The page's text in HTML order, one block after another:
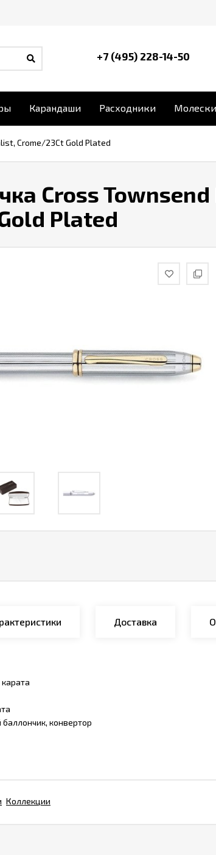
+7 (495) 228-14-50
Карандаши Расходники
Crome/23Ct Gold Plated
Cross
Plated
Доставка
конвертор
Коллекции